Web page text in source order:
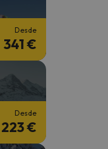
Desde
341 €
Desde
223 €